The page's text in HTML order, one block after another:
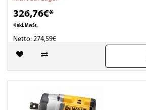
326,76€*
*Inkl. MwSt.
Netto: 274,59€